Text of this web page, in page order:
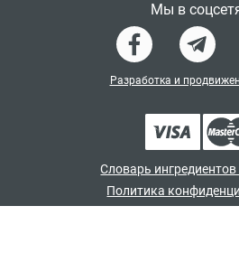
Словарь
Политика
Мы в
Разработка и